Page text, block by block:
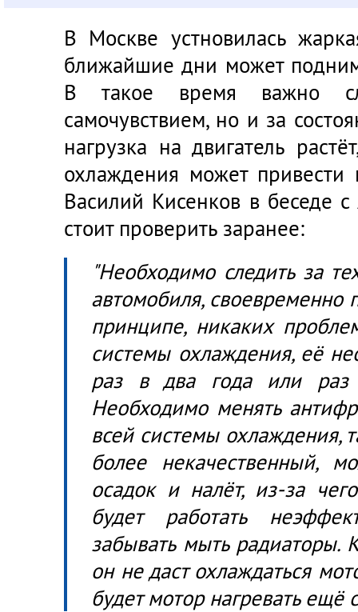
В Москве устновилась
ближайшие дни может
В такое время важно
самочувствием, но и за
нагрузка на двигатель
охлаждения может привести
Василий Кисенков в беседе с
стоит проверить заранее:
"Необходимо следить за
автомобиля, своевременно
принципе, никаких
системы охлаждения, её
раз в два года или
Необходимо менять
всей системы охлаждения,
более некачественный,
осадок и налёт, из-за
будет работать
забывать мыть радиаторы.
он не даст охлаждаться
будет мотор нагревать ещё